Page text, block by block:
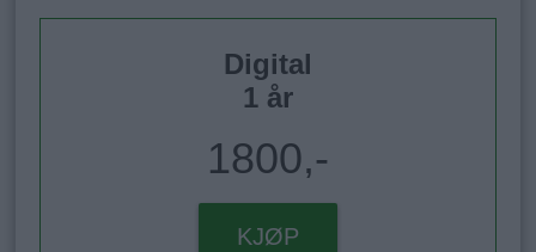
Digital
1 år
1800,-
KJØP